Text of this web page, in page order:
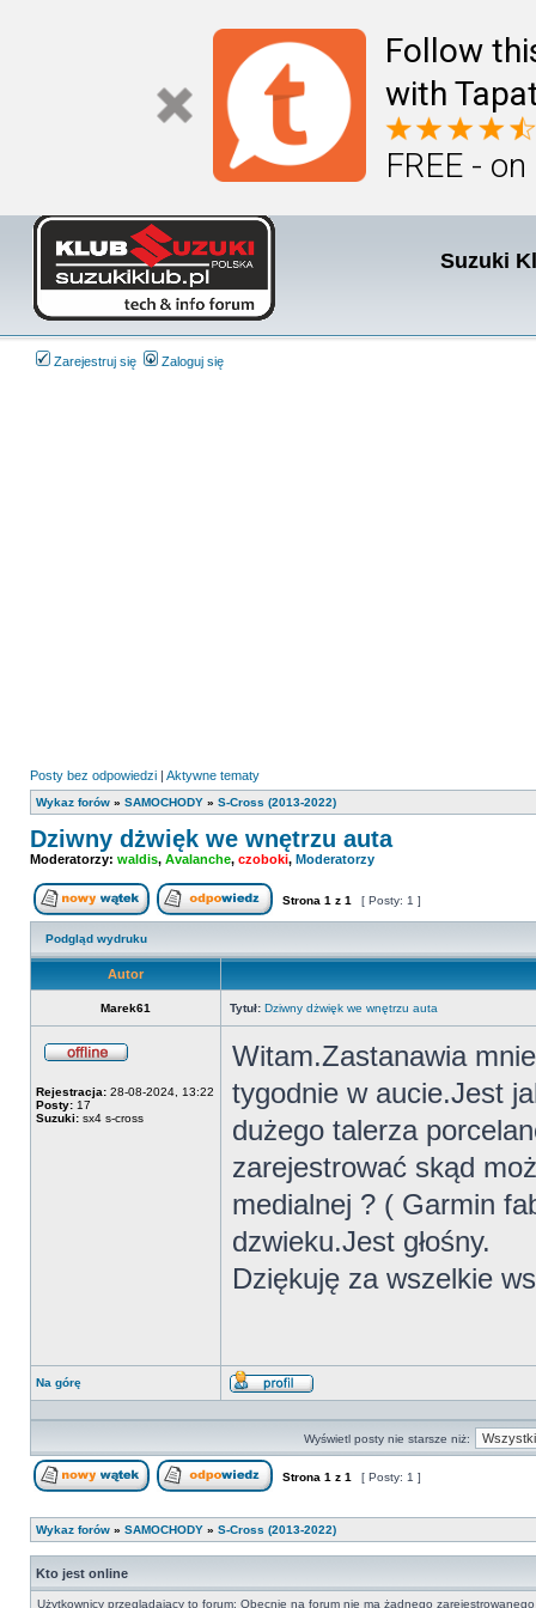
Follow
with
FREE -
Suzuki
Zarejestruj się Zaloguj się
Posty bez odpowiedzi | Aktywne tematy
Wykaz forów » SAMOCHODY » S-Cross (2013-2022)
Dziwny dżwięk we wnętrzu auta
Moderatorzy: waldis, Avalanche, czoboki, Moderatorzy
Nowy temat Odpowiedz w temacie
Strona 1 z 1 [ Posty: 1 ]
Podgląd wydruku
Autor
Marek61 Tytuł: Dziwny dżwięk we wnętrzu auta
Rejestracja: 28-08-2024, 13:22
Posty: 17
Suzuki: sx4 s-cross
Witam.Zastanawia
tygodnie w aucie.Jest
dużego talerza
zarejestrować skąd
medialnej ? ( Garmin
dzwieku.Jest głośny.
Dziękuję za wszelkie
Na górę
Wyświetl
Wyświetl posty nie starsze niż:
Strona 1 z 1 [ Posty: 1 ]
Wykaz forów » SAMOCHODY » S-Cross (2013-2022)
Kto jest online
Użytkownicy przeglądający to forum: Obecnie na forum nie ma żadnego